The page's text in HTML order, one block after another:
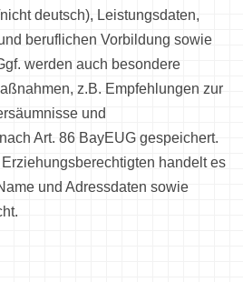
deutsch), Leistungsdaten,
beruflichen Vorbildung sowie
werden auch besondere
z.B. Empfehlungen zur
und
Art. 86 BayEUG gespeichert.
handelt es
und Adressdaten sowie